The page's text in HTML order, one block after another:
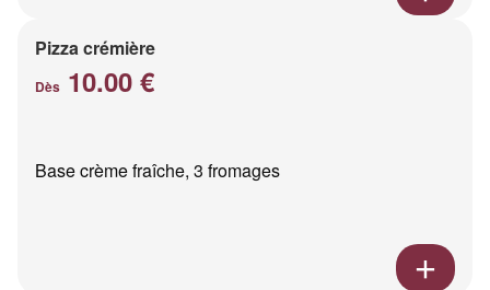
Pizza crémière
Dès 10.00 €
Base crème fraîche, 3 fromages